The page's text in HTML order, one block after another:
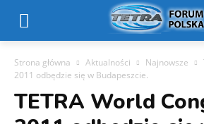
Strona główna Aktualności Najnowsze
2011 odbędzie się w Budapeszcie.
TETRA World